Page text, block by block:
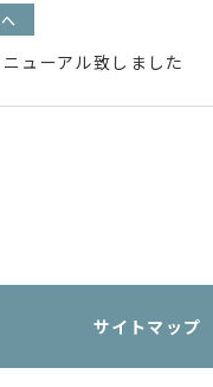
ューアル致しました
サイトマップ